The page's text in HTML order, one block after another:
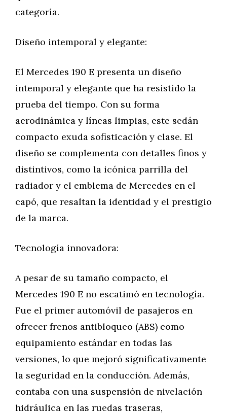
categoría.
Diseño intemporal y elegante:
El Mercedes 190 E presenta un diseño
intemporal y elegante que ha resistido la
prueba del tiempo. Con su forma
aerodinámica y líneas limpias, este sedán
compacto exuda sofisticación y clase. El
diseño se complementa con detalles finos y
distintivos, como la icónica parrilla del
radiador y el emblema de Mercedes en el
capó, que resaltan la identidad y el prestigio
de la marca.
Tecnología innovadora:
A pesar de su tamaño compacto, el
Mercedes 190 E no escatimó en tecnología.
Fue el primer automóvil de pasajeros en
ofrecer frenos antibloqueo (ABS) como
equipamiento estándar en todas las
versiones, lo que mejoró significativamente
la seguridad en la conducción. Además,
contaba con una suspensión de nivelación
hidráulica en las ruedas traseras,